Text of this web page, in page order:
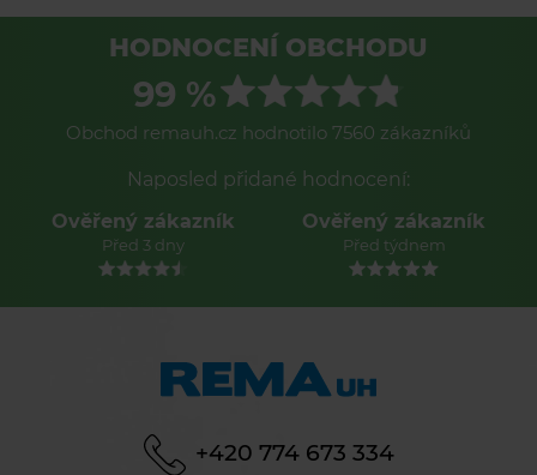
HODNOCENÍ OBCHODU
99 %
Obchod remauh.cz hodnotilo 7560 zákazníků
Naposled přidané hodnocení:
Ověřený zákazník
Před týdnem
Ověřený zákazník
Před týdnem
+420 774 673 334